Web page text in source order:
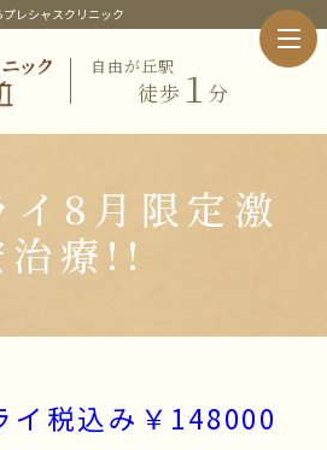
レシャスクリニック
自由が丘駅
徒歩１ 分
治療メニュー
ニュー
イ8月限定激
治療!!
イ税込み￥148000